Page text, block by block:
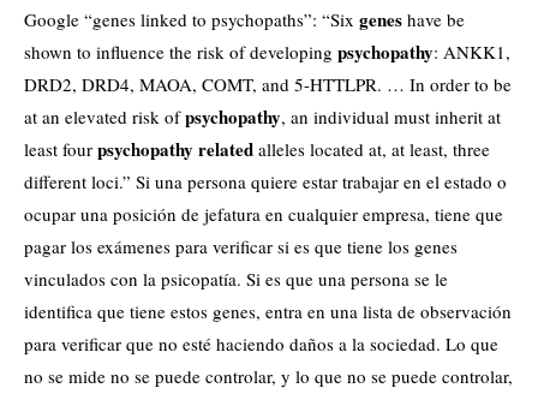
Google “genes linked to psychopaths”: “Six genes have be
shown to influence the risk of developing psychopathy: ANKK1,
DRD2, DRD4, MAOA, COMT, and 5-HTTLPR. … In order to be
at an elevated risk ofpsychopathy, an individual must inherit at
least four psychopathy related alleles located at, at least, three
different loci.” Si una persona quiere estar trabajar en el estado o
ocupar una posición de jefatura en cualquier empresa, tiene que
pagar los exámenes para verificar si es que tiene los genes
vinculados con la psicopatía. Si es que una persona se le
identifica que tiene estos genes, entra en una lista de observación
para verificar que no esté haciendo daños a la sociedad. Lo que
no se mide no se puede controlar, y lo que no se puede controlar,